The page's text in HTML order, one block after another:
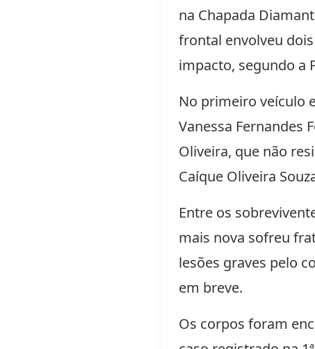
na Chapada
frontal envolveu
impacto, segundo a
No primeiro veículo
Vanessa Fernandes
Oliveira, que não
Caíque Oliveira
Entre os
mais nova sofreu
lesões graves pelo
em breve.
Os corpos foram